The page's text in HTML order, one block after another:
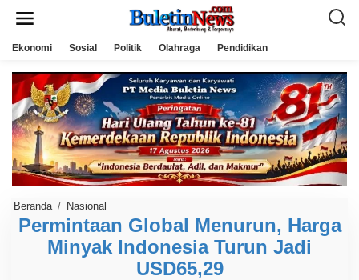
Ekonomi Sosial Politik Olahraga Pendidikan
Beranda / Nasional
r
m
i
Permintaan Global Menurun, Harga
Minyak Indonesia Turun Jadi
USD65,29